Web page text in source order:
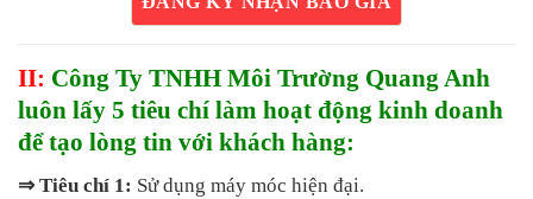
II: Công Ty TNHH Môi Trường Quang Anh
luôn lấy 5 tiêu chí làm hoạt động kinh doanh
để tạo lòng tin với khách hàng:
⇒ Tiêu chí 1: Sử dụng máy móc hiện đại.